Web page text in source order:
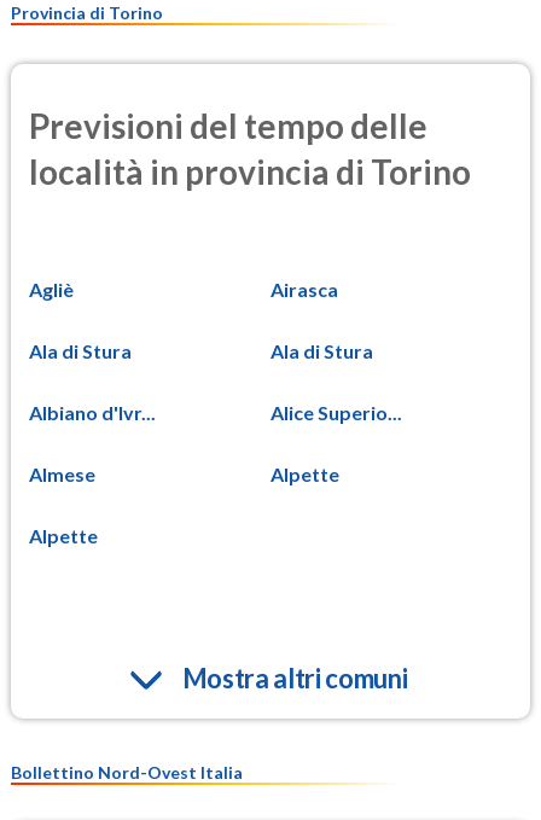
Provincia di Torino
Previsioni del tempo delle
località in provincia di Torino
Agliè Airasca
Ala di Stura Ala di Stura
Albiano d'Ivr... Alice Superio...
Almese Alpette
Alpette
Mostra altri comuni
Bollettino Nord-Ovest Italia